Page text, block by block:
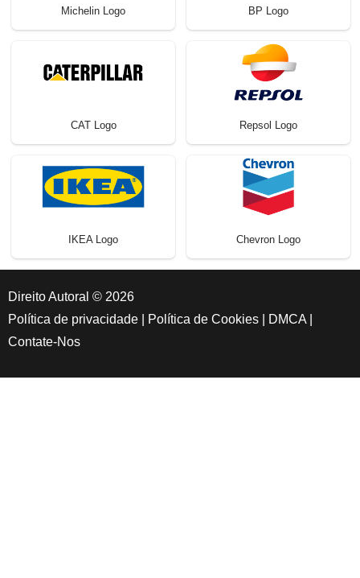
Michelin Logo BP Logo
CAT Logo Repsol Logo
IKEA Logo Chevron Logo
Direito Autoral © 2026
Política de privacidade
Política de Cookies DMCA
Contate-Nos